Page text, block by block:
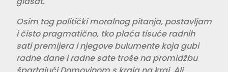
Osim tog politički moralnog pitanja, postavljam
i čisto pragmatično, tko plaća tisuće radnih
sati premijera i njegove bulumente koja gubi
radne dane i radne sate troše na promidžbu